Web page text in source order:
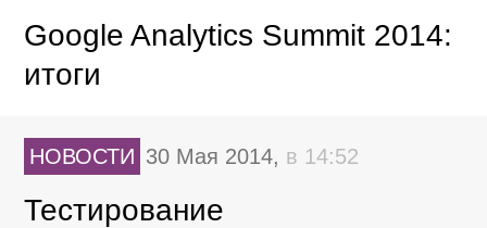
Google Analytics Summit 2014:
итоги
НОВОСТИ 30 Мая 2014, в 14:52
Тестирование